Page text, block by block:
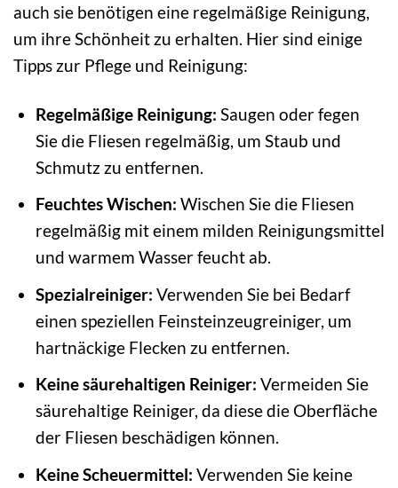
auch sie benötigen eine regelmäßige Reinigung,
um ihre Schönheit zu erhalten. Hier sind einige
Tipps zur Pflege und Reinigung:
Regelmäßige Reinigung: Saugen oder fegen
Sie die Fliesen regelmäßig, um Staub und
Schmutz zu entfernen.
Feuchtes Wischen: Wischen Sie die Fliesen
regelmäßig mit einem milden Reinigungsmittel
und warmem Wasser feucht ab.
Spezialreiniger: Verwenden Sie bei Bedarf
einen speziellen Feinsteinzeugreiniger, um
hartnäckige Flecken zu entfernen.
Keine säurehaltigen Reiniger: Vermeiden Sie
säurehaltige Reiniger, da diese die Oberfläche
der Fliesen beschädigen können.
Keine Scheuermittel: Verwenden Sie keine